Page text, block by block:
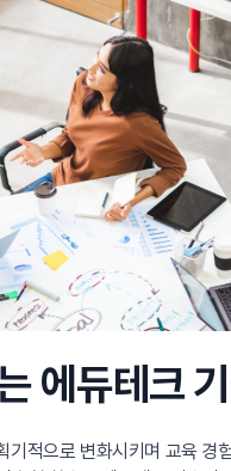
에듀테크
기적으로 변화시키며 교육 경